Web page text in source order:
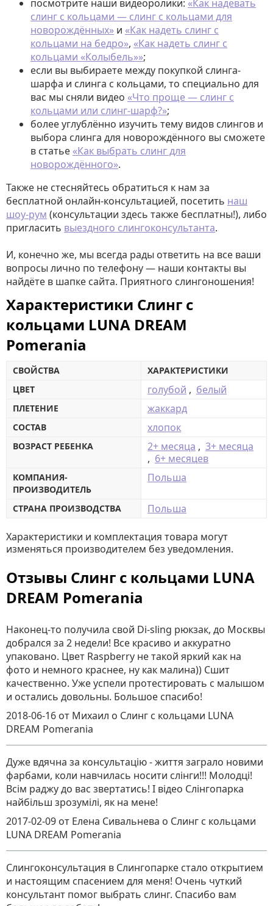
посмотрите наши видеоролики: «Как надевать
слинг с кольцами — слинг с кольцами для
новорождённых» и «Как надеть слинг с
кольцами на бедро», «Как надеть слинг с
кольцами «Колыбель»»;
если вы выбираете между покупкой слинга-
шарфа и слинга с кольцами, то специально для
вас мы сняли видео «Что проще — слинг с
кольцами или слинг-шарф?»;
более углублённо изучить тему видов слингов и
выбора слинга для новорождённого вы сможете
в статье «Как выбрать слинг для
новорождённого».
Также не стесняйтесь обратиться к нам за
бесплатной онлайн-консультацией, посетить наш
шоу-рум (консультации здесь также бесплатны!), либо
пригласить выездного слингоконсультанта.
И, конечно же, мы всегда рады ответить на все ваши
вопросы лично по телефону — наши контакты вы
найдёте в шапке сайта. Приятного слингоношения!
Характеристики Cлинг с
кольцами LUNA DREAM
Pomerania
СВОЙСТВА
ХАРАКТЕРИСТИКИ
ЦВЕТ
голубой , белый
ПЛЕТЕНИЕ жаккард
СОСТАВ хлопок
ВОЗРАСТ РЕБЕНКА 2+ месяца , 3+ месяца
, 6+ месяцев
КОМПАНИЯ-
ПРОИЗВОДИТЕЛЬ
Польша
СТРАНА ПРОИЗВОДСТВА Польша
Характеристики и комплектация товара могут
изменяться производителем без уведомления.
Отзывы Cлинг с кольцами LUNA
DREAM Pomerania
Наконец-то получила свой Di-sling рюкзак, до Москвы
добрался за 2 недели! Все красиво и аккуратно
упаковано. Цвет Raspberry не такой яркий как на
фото и немного краснее, ну как малина)) Сшит
качественно. Уже успели протестировать с малышом
и остались довольны. Большое спасибо!
2018-06-16 от Михаил о Cлинг с кольцами LUNA
DREAM Pomerania
Дуже вдячна за консультацію - життя заграло новими
фарбами, коли навчилась носити слінги!!! Молодці!
Всім раджу до вас звертатись! І відео Слінгопарка
найбільш зрозумілі, як на мене!
2017-02-09 от Елена Сивальнева о Cлинг с кольцами
LUNA DREAM Pomerania
Слингоконсультация в Слингопарке стало открытием
и настоящим спасением для меня! Очень чуткий
консультант помог выбрать слинг. Спасибо вам